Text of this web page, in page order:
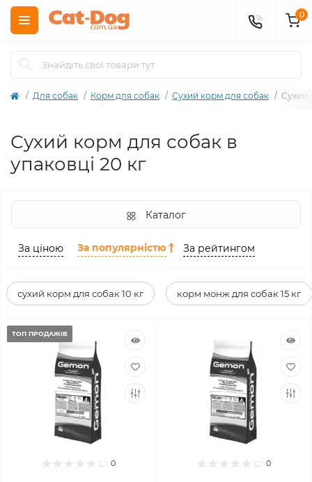
0
Для собак Корм для собак Сухий корм для собак Сухий
Сухий корм для собак в
упаковці 20 кг
Каталог
За ціною За популярністю За рейтингом
сухий корм для собак 10 кг корм монж для собак 15 кг
ТОП ПРОДАЖІВ
0 0